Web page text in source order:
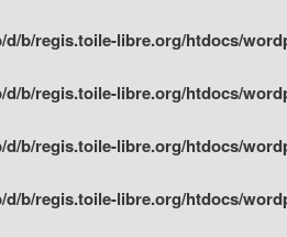
d/b/regis.toile-libre.org/htdocs/
d/b/regis.toile-libre.org/htdocs/
d/b/regis.toile-libre.org/htdocs/
d/b/regis.toile-libre.org/htdocs/